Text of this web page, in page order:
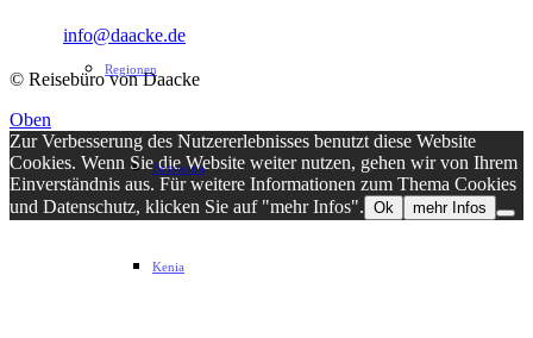
Regionen
Botswana
Kenia
info@daacke.de
© Reisebüro von Daacke
Oben
Zur Verbesserung des Nutzererlebnisses benutzt diese Website
Cookies. Wenn Sie die Website weiter nutzen, gehen wir von Ihrem
Einverständnis aus. Für weitere Informationen zum Thema Cookies
und Datenschutz, klicken Sie auf "mehr Infos". Ok mehr Infos